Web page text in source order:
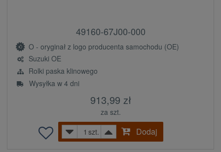
49160-67J00-000
O - oryginał z logo producenta samochodu (OE)
Suzuki OE
Rolki paska klinowego
Wysyłka w 4 dni
913,99 zł
za szt.
szt.
Dodaj